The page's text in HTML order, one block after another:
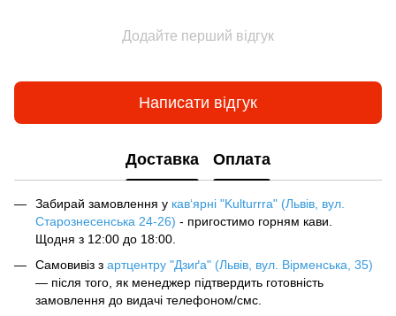
Додайте перший відгук
Написати відгук
Доставка Оплата
Забирай замовлення у кав‘ярні "Kulturrra" (Львів, вул.
Старознесенська 24-26) - пригостимо горням кави.
Щодня з 12:00 до 18:00.
Самовивіз з артцентру "Дзиґа" (Львів, вул. Вірменська, 35)
— після того, як менеджер підтвердить готовність
замовлення до видачі телефоном/смс.